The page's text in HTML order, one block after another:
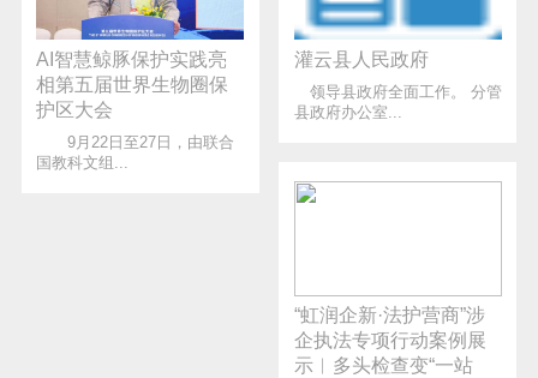
灌云县人民政府
领导县政府全面工作。 分管
县政府办公室...
AI智慧鲸豚保护实践亮
相第五届世界生物圈保
护区大会
9月22日至27日，由联合
国教科文组...
“虹润企新·法护营商”涉
企执法专项行动案例展
示︱多头检查变“一站